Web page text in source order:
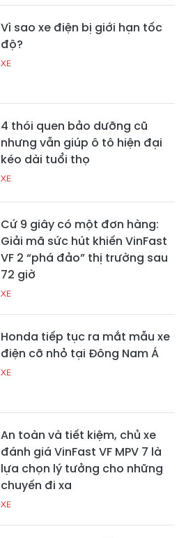
Vì sao xe điện bị giới hạn tốc
độ?
XE
4 thói quen bảo dưỡng cũ
nhưng vẫn giúp ô tô hiện đại
kéo dài tuổi thọ
XE
Cứ 9 giây có một đơn hàng:
Giải mã sức hút khiến VinFast
VF 2 “phá đảo” thị trường sau
72 giờ
XE
Honda tiếp tục ra mắt mẫu xe
điện cỡ nhỏ tại Đông Nam Á
XE
An toàn và tiết kiệm, chủ xe
đánh giá VinFast VF MPV 7 là
lựa chọn lý tưởng cho những
chuyến đi xa
XE